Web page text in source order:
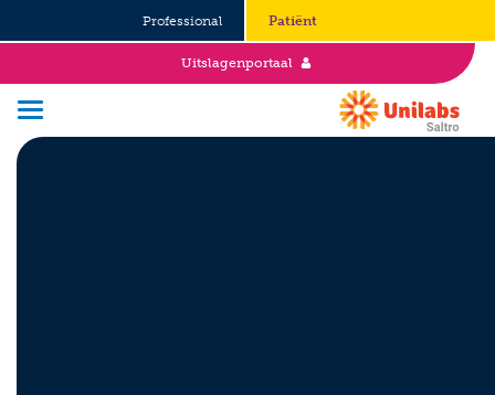
Professional Patiënt
Uitslagenportaal